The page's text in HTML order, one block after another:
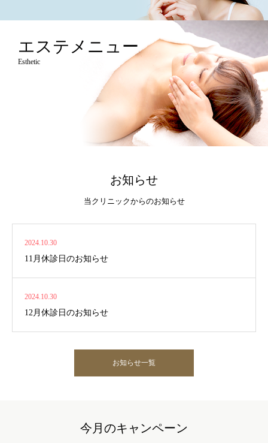
エステメニュー
Esthetic
お知らせ
当クリニックからのお知らせ
2024.10.30
11月休診日のお知らせ
2024.10.30
12月休診日のお知らせ
お知らせ一覧
今月のキャンペーン